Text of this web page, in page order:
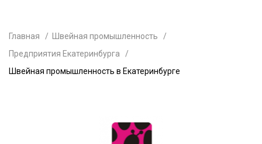
Главная
Швейная промышленность
Предприятия Екатеринбурга
Швейная промышленность в Екатеринбурге